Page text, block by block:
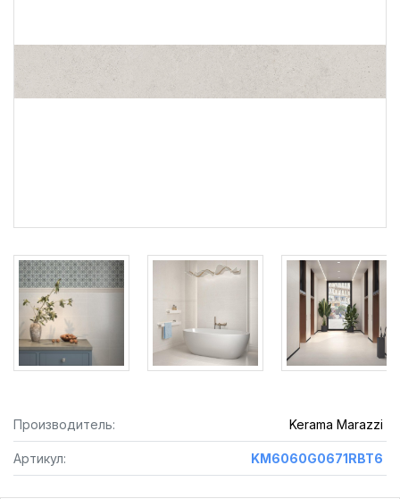
Производитель: Kerama Marazzi
Артикул: KM6060G0671RBT6